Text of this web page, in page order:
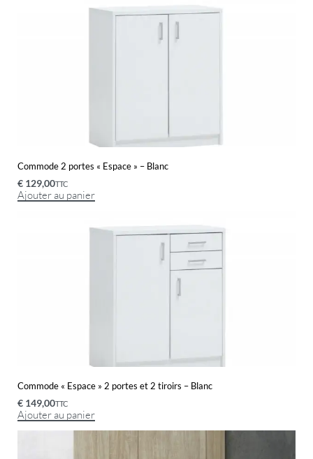
Commode 2 portes « Espace » – Blanc
€ 129,00TTC
Ajouter au panier
Commode « Espace » 2 portes et 2 tiroirs – Blanc
€ 149,00TTC
Ajouter au panier